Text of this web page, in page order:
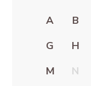
A B
G
H
M
N